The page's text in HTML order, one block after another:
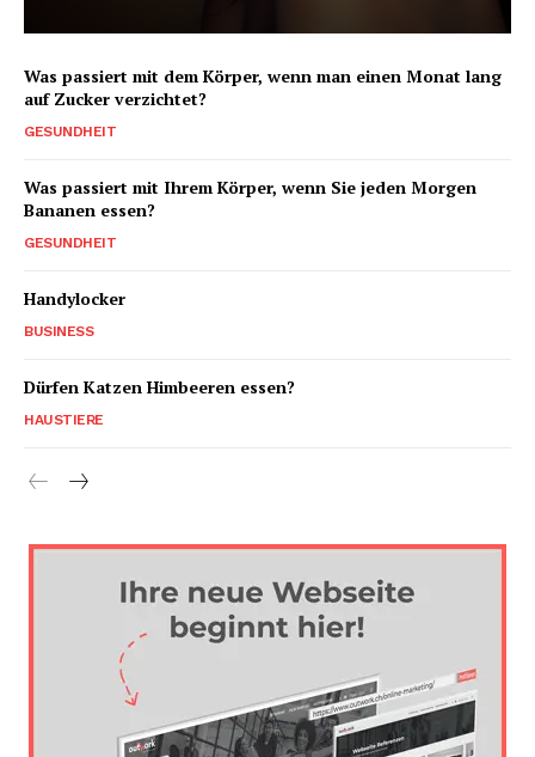
Was passiert mit dem Körper, wenn man einen Monat lang
auf Zucker verzichtet?
GESUNDHEIT
Was passiert mit Ihrem Körper, wenn Sie jeden Morgen
Bananen essen?
GESUNDHEIT
Handylocker
BUSINESS
Dürfen Katzen Himbeeren essen?
HAUSTIERE